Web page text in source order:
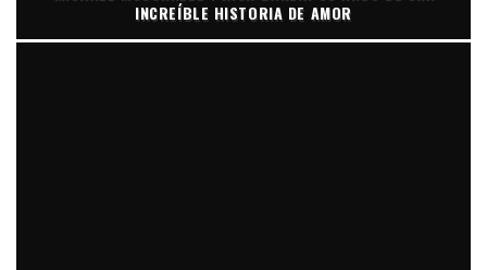
INCREÍBLE HISTORIA DE AMOR